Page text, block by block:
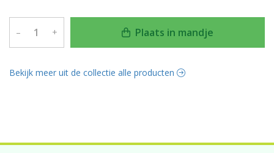
– + Plaats in mandje
Bekijk meer uit de collectie alle producten